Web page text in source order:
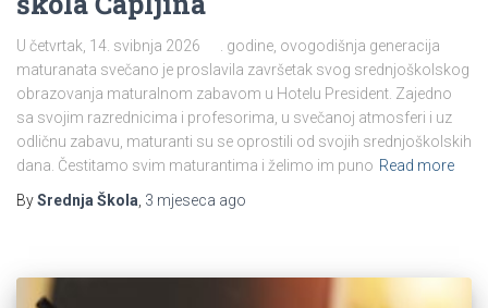
U četvrtak, 14. svibnja 2026 . godine, ovogodišnja generacija
maturanata svečano je proslavila završetak svog srednjoškolskog
obrazovanja maturalnom zabavom u Hotelu President. Zajedno
sa svojim razrednicima i profesorima, u svečanoj atmosferi i uz
odličnu zabavu, maturanti su se oprostili od svojih srednjoškolskih
dana. Čestitamo svim maturantima i želimo im puno Read more
BySrednja Škola, 3 mjeseca ago